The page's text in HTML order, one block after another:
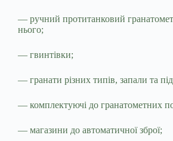
— ручний протитанковий
нього;
— гвинтівки;
— гранати різних типів, запали та
— комплектуючі до гранатометних
— магазини до автоматичної зброї;